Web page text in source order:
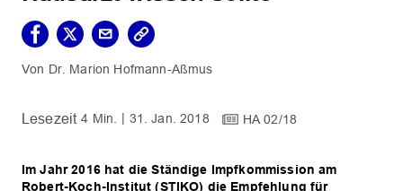
Dr. Marion Hofmann-Aßmus
4 Min. 31. Jan. 2018 HA 02/18
Im Jahr 2016 hat die Ständige Impfkommission am
Robert-Koch-Institut (STIKO) die Empfehlung für